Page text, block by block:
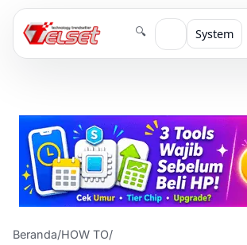
🔍 System
Beranda/HOW TO/